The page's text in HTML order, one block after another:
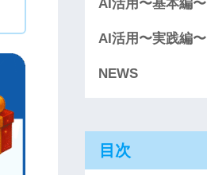
AI活用〜基本編〜
AI活用〜実践編〜
NEWS
目次